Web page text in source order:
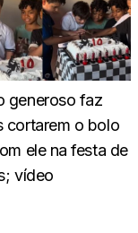
generoso faz
cortarem o bolo
ele na festa de
vídeo